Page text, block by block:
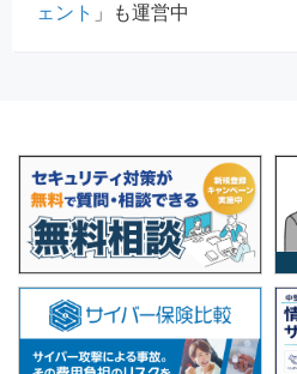
ェント 」も運営中